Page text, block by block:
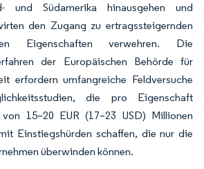
und Südamerika hinausgehen und
den Zugang zu ertragssteigernden
Eigenschaften verwehren. Die
der Europäischen Behörde für
erfordern umfangreiche Feldversuche
die pro Eigenschaft
15–20 EUR (17–23 USD) Millionen
Einstiegshürden schaffen, die nur die
überwinden können.